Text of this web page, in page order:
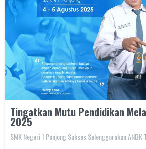
Tingatkan Mutu Pendidikan
2025
SMK Negeri 1 Ponjong Sukses Selenggarakan ANBK